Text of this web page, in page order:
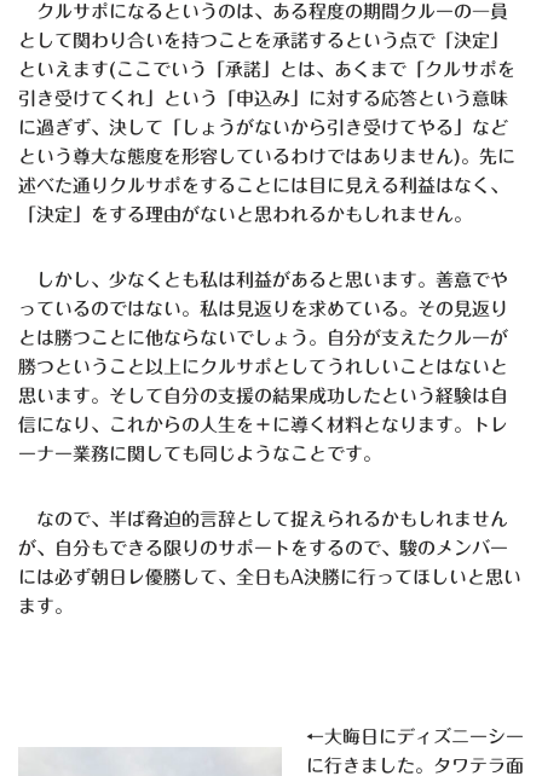
クルサポになるというのは、ある程度の期間クルーの一員
として関わり合いを持つことを承諾するという点で「決定」
といえます(ここでいう「承諾」とは、あくまで「クルサポを
引き受けてくれ」という「申込み」に対する応答という意味
に過ぎず、決して「しょうがないから引き受けてやる」など
という尊大な態度を形容しているわけではありません)。先に
述べた通りクルサポをすることには目に見える利益はなく、
「決定」をする理由がないと思われるかもしれません。
しかし、少なくとも私は利益があると思います。善意でや
っているのではない。私は見返りを求めている。その見返り
とは勝つことに他ならないでしょう。自分が支えたクルーが
勝つということ以上にクルサポとしてうれしいことはないと
思います。そして自分の支援の結果成功したという経験は自
信になり、これからの人生を＋に導く材料となります。トレ
ーナー業務に関しても同じようなことです。
なので、半ば脅迫的言辞として捉えられるかもしれません
が、自分もできる限りのサポートをするので、駿のメンバー
には必ず朝日レ優勝して、全日もA決勝に行ってほしいと思い
ます。
←大晦日にディズニーシー
に行きました。タワテラ面